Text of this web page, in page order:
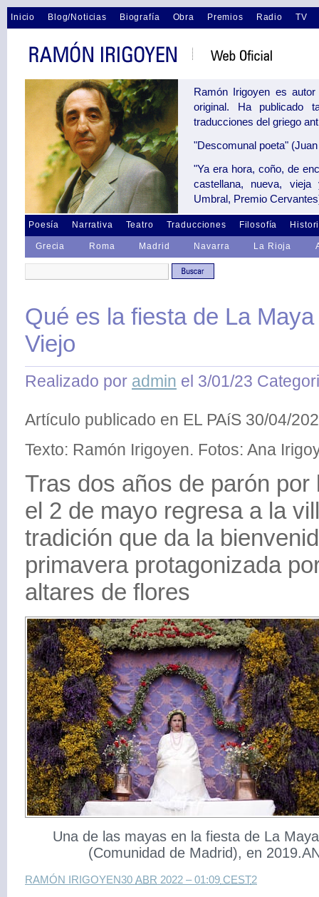
Inicio Blog/Noticias Biografía Obra Premios Radio TV
Ramón Irigoyen es
original. Ha publicado
traducciones del griego
"Descomunal poeta"
"Ya era hora, coño, de
castellana, nueva, vieja
Umbral, Premio
Poesía Narrativa Teatro Traducciones Filosofía
Grecia Roma Madrid Navarra La Rioja
Qué es la fiesta de La
Viejo
Realizado por admin el 3/01/23
Artículo publicado en EL PAíS 30/04/
Texto: Ramón Irigoyen. Fotos: Ana
Tras dos años de parón por
el 2 de mayo regresa a la
tradición que da la
primavera protagonizada
altares de flores
Una de las mayas en la fiesta de La
(Comunidad de Madrid), en
RAMÓN IRIGOYEN30 ABR 2022 – 01:09 CEST2